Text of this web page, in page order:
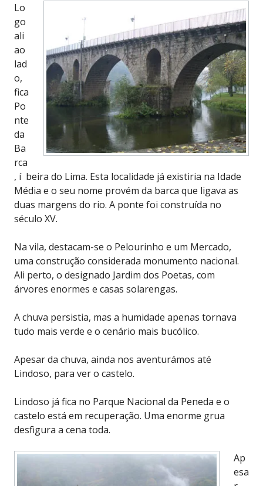
Lo
go
ali
ao
lad
o,
fica
Po
nte
da
Ba
rca
, í beira do Lima. Esta localidade já existiria na Idade
Média e o seu nome provém da barca que ligava as
duas margens do rio. A ponte foi construída no
século XV.
Na vila, destacam-se o Pelourinho e um Mercado,
uma construção considerada monumento nacional.
Ali perto, o designado Jardim dos Poetas, com
árvores enormes e casas solarengas.
A chuva persistia, mas a humidade apenas tornava
tudo mais verde e o cenário mais bucólico.
Apesar da chuva, ainda nos aventurámos até
Lindoso, para ver o castelo.
Lindoso já fica no Parque Nacional da Peneda e o
castelo está em recuperação. Uma enorme grua
desfigura a cena toda.
Ap
esa